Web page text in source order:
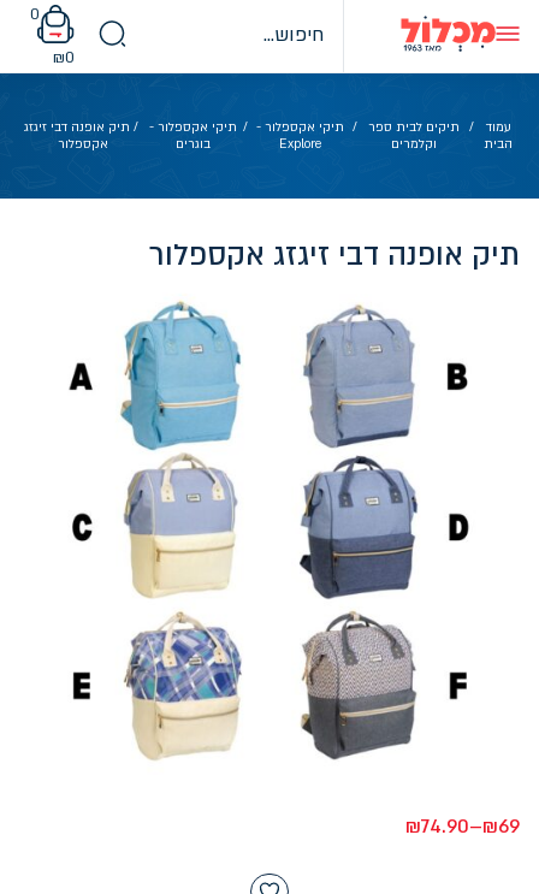
content
0
₪0
עמוד
הבית
/
תיקים לבית ספר
וקלמרים
/ תיקי אקספלור -
Explore
/ תיקי אקספלור -
בוגרים
/ תיק אופנה דבי זיגזג
אקספלור
תיק אופנה דבי זיגזג אקספלור
₪69
–
₪74.90